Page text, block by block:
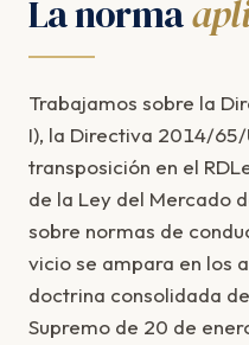
La norma
Trabajamos sobre la
I), la Directiva 2014/65/
transposición en el
de la Ley del Mercado
sobre normas de
vicio se ampara en los
doctrina consolidada
Supremo de 20 de